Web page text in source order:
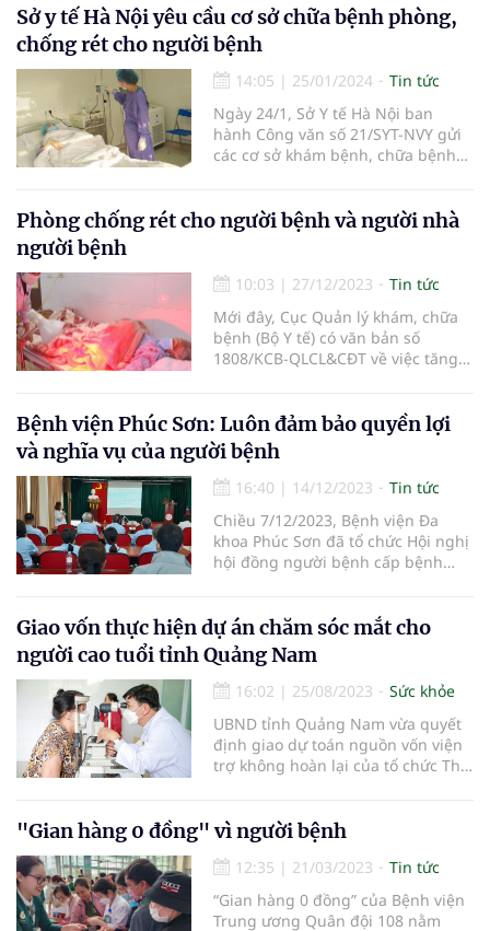
Sở y tế Hà Nội yêu cầu cơ sở chữa bệnh phòng,
chống rét cho người bệnh
14:05 | 25/01/2024
Tin tức
Ngày 24/1, Sở Y tế Hà Nội ban
hành Công văn số 21/SYT-NVY gửi
các cơ sở khám bệnh, chữa bệnh
rét cho người bệnh và người nhà
người bệnh.
Phòng chống rét cho người bệnh và người nhà
người bệnh
10:03 | 27/12/2023
Tin tức
Mới đây, Cục Quản lý khám, chữa
bệnh (Bộ Y tế) có văn bản số
1808/KCB-QLCL&CĐT về việc tăng
người bệnh.
Bệnh viện Phúc Sơn: Luôn đảm bảo quyền lợi
và nghĩa vụ của người bệnh
16:40 | 14/12/2023
Tin tức
Chiều 7/12/2023, Bệnh viện Đa
khoa Phúc Sơn đã tổ chức Hội nghị
hội đồng người bệnh cấp bệnh
Giao vốn thực hiện dự án chăm sóc mắt cho
người cao tuổi tỉnh Quảng Nam
16:02 | 25/08/2023
Sức khỏe
UBND tỉnh Quảng Nam vừa quyết
định giao dự toán nguồn vốn viện
trợ không hoàn lại của tổ chức The
thực hiện dự án “Chăm sóc mắt
cho người cao tuổi tỉnh Quảng
Nam”.
"Gian hàng 0 đồng" vì người bệnh
12:35 | 21/03/2023
Tin tức
“Gian hàng 0 đồng” của Bệnh viện
Trung ương Quân đội 108 nằm